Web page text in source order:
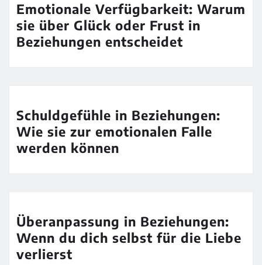
Emotionale Verfügbarkeit: Warum
sie über Glück oder Frust in
Beziehungen entscheidet
Schuldgefühle in Beziehungen:
Wie sie zur emotionalen Falle
werden können
Überanpassung in Beziehungen:
Wenn du dich selbst für die Liebe
verlierst